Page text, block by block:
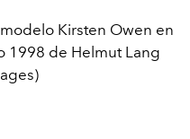
Kirsten Owen en
1998 de Helmut Lang